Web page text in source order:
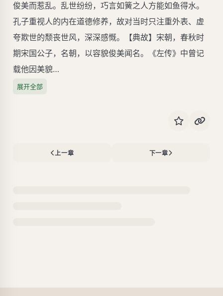
俊美而惹乱。乱世纷纷，巧言如簧之人方能如鱼得水。
孔子重视人的内在道德修养，故对当时只注重外表、虚
夸欺世的颓丧世风，深深感慨。【典故】宋朝，春秋时
期宋国公子，名朝，以容貌俊美闻名。《左传》中曾记
载他因美貌…
展开全部
上一章 下一章